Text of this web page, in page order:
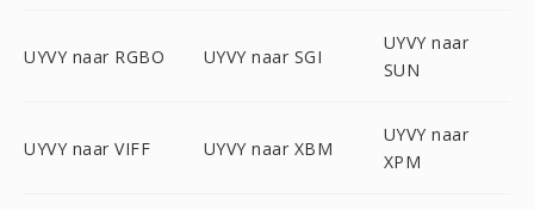
UYVY naar RGBO UYVY naar SGI
UYVY naar
SUN
UYVY naar VIFF UYVY naar XBM
UYVY naar
XPM